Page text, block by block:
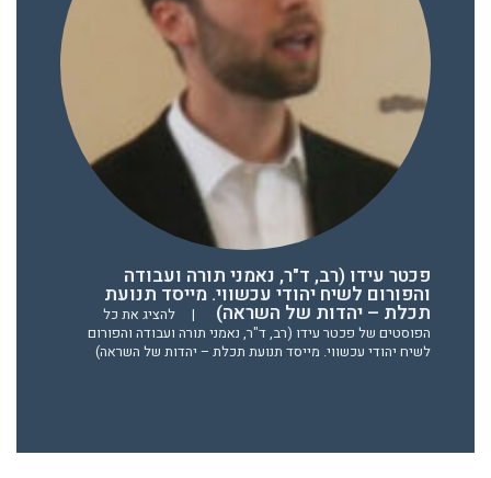
פכטר עידו (רב, ד"ר, נאמני תורה ועבודה
והפורום לשיח יהודי עכשווי. מייסד תנועת
תכלת – יהדות של השראה) |
להציג את כל
הפוסטים של פכטר עידו (רב, ד"ר, נאמני תורה ועבודה והפורום
לשיח יהודי עכשווי. מייסד תנועת תכלת – יהדות של השראה)